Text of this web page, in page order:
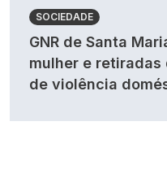
SOCIEDADE
GNR de Santa
mulher e
de violência